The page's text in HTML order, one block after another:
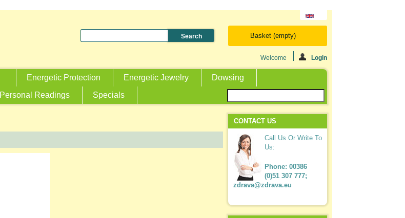
Basket (empty)
Welcome Login
Energetic Protection Energetic Jewelry
Dowsing
Personal Readings Specials
CONTACT US
Call Us Or Write To
Us:
Phone: 00386
(0)51 307 777;
zdrava@zdrava.eu